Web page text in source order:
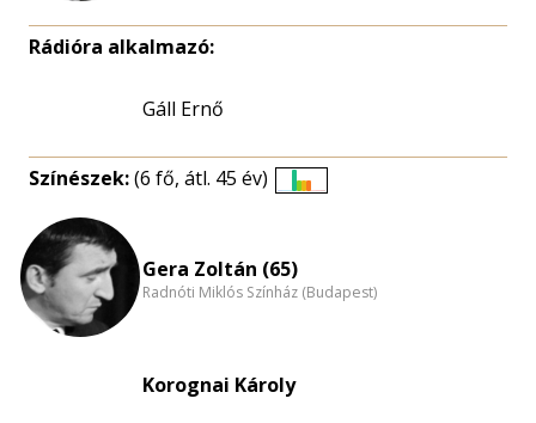
Rádióra alkalmazó:
Gáll Ernő
Színészek:(6 fő, átl. 45 év)
Gera Zoltán (65)
Radnóti Miklós Színház (Budapest)
Korognai Károly